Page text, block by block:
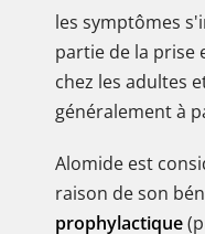
les symptômes
partie de la prise
chez les adultes
généralement à
Alomide est
raison de son
prophylactique